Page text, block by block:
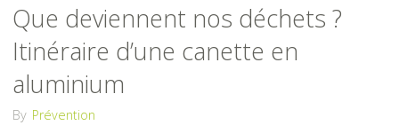
incivilités
!"
Que deviennent nos déchets ?
Itinéraire d’une canette en
aluminium
By Prévention